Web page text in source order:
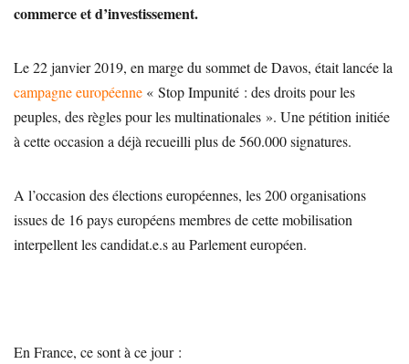
commerce et d’investissement.
Le 22 janvier 2019, en marge du sommet de Davos, était lancée la
campagne européenne « Stop Impunité : des droits pour les
peuples, des règles pour les multinationales ». Une pétition initiée
à cette occasion a déjà recueilli plus de 560.000 signatures.
A l’occasion des élections européennes, les 200 organisations
issues de 16 pays européens membres de cette mobilisation
interpellent les candidat.e.s au Parlement européen.
En France, ce sont à ce jour :